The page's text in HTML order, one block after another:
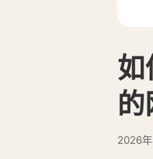
2026